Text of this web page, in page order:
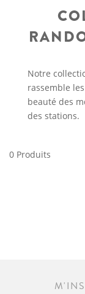
Notre
rassemble
beauté des
des stations.
0 Produits